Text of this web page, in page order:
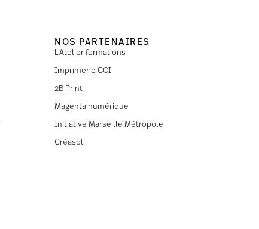
NOS PARTENAIRES
L'Atelier formations
Imprimerie CCI
2B Print
Magenta numérique
Initiative Marseille Métropole
Créasol